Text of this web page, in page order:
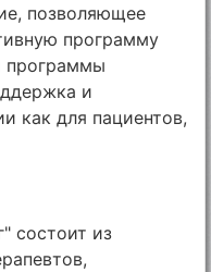
позволяющее
программу
программы
и
как для пациентов,
состоит из